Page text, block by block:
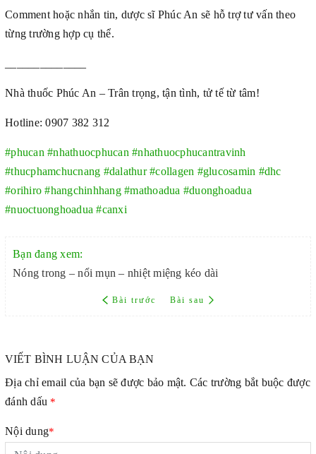
Comment hoặc nhắn tin, dược sĩ Phúc An sẽ hỗ trợ tư vấn theo
từng trường hợp cụ thể.
Nhà thuốc Phúc An – Trân trọng, tận tình, tử tế từ tâm!
Hotline: 0907 382 312
#phucan #nhathuocphucan #nhathuocphucantravinh
#thucphamchucnang #dalathur #collagen #glucosamin #dhc
#orihiro #hangchinhhang #mathoadua #duonghoadua
#nuoctuonghoadua #canxi
Bạn đang xem:
Nóng trong – nổi mụn – nhiệt miệng kéo dài
Bài trước Bài sau
VIẾT BÌNH LUẬN CỦA BẠN
Địa chỉ email của bạn sẽ được bảo mật. Các trường bắt buộc được
đánh dấu *
Nội dung*